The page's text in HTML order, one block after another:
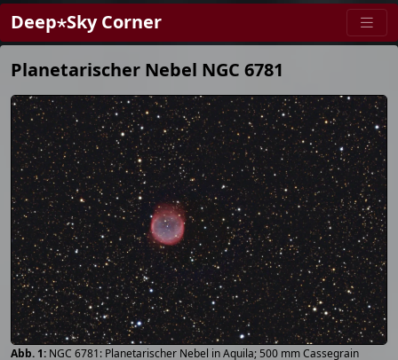
Deep⋆Sky Corner
Planetarischer Nebel NGC 6781
NGC 6781: Planetarischer Nebel in Aquila; 500 mm Cassegrain